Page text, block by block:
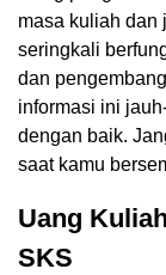
masa kuliah dan
seringkali
dan
informasi ini
dengan baik.
saat kamu
Uang
SKS